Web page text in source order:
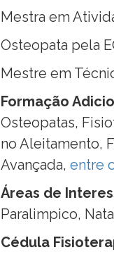
Mestra em
Osteopata pela
Mestre em
Formação
Osteopatas,
no Aleitamento,
Avançada, entre
Áreas de
Paralimpico,
Cédula